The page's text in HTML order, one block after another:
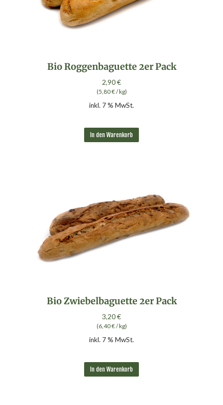
Bio Roggenbaguette 2er Pack
2,90€
(5,80€/kg)
inkl. 7 % MwSt.
In den Warenkorb
Bio Zwiebelbaguette 2er Pack
3,20€
(6,40€/kg)
inkl. 7 % MwSt.
In den Warenkorb